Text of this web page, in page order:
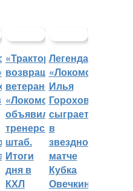
«Трактор»
возвращает
ветеранов,
«Локомотив»
объявил
тренерский
штаб.
Итоги
дня в
КХЛ
Легенда
«Локомотива»
Илья
Горохов
сыграет
в
звездном
матче
Кубка
Овечкина